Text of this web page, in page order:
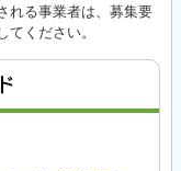
れる事業者は、募集要
ください。